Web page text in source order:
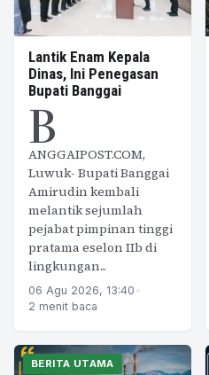
Lantik Enam Kepala
Dinas, Ini Penegasan
Bupati Banggai
B
ANGGAIPOST.COM,
Luwuk- Bupati Banggai
Amirudin kembali
melantik sejumlah
pejabat pimpinan tinggi
pratama eselon IIb di
lingkungan...
06 Agu 2026, 13:40 •
2 menit baca
BERITA UTAMA